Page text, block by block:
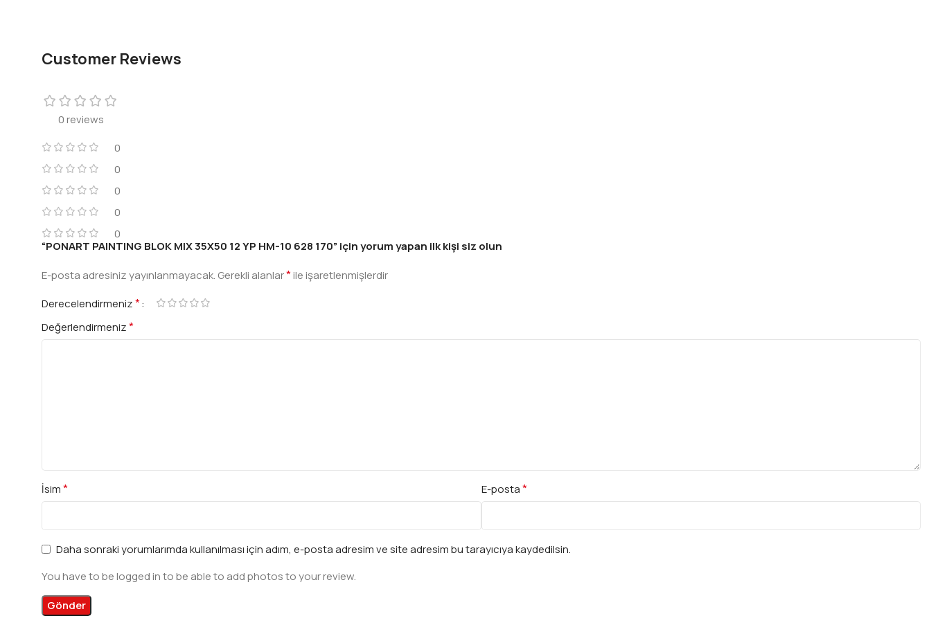
Customer Reviews
0 reviews
0
0
0
0
0
“PONART PAINTING BLOK MIX 35X50 12 YP HM-10 628 170” için yorum yapan ilk kişi siz olun
E-posta adresiniz yayınlanmayacak. Gerekli alanlar*ile işaretlenmişlerdir
Derecelendirmeniz*
Değerlendirmeniz*
İsim* E-posta*
Daha sonraki yorumlarımda kullanılması için adım, e-posta adresim ve site adresim bu tarayıcıya kaydedilsin.
You have to be logged in to be able to add photos to your review.